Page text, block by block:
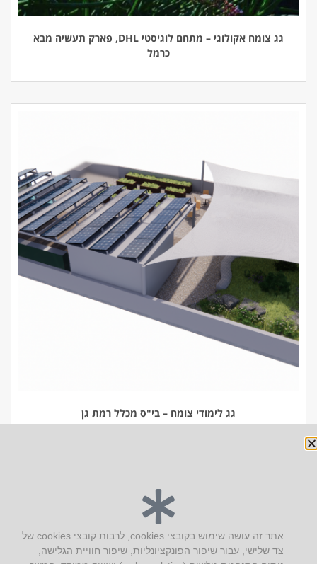
גג צומח אקולוגי – מתחם לוגיסטי DHL, פארק תעשיה מבא
כרמל
גג לימודי צומח – בי"ס מכלל רמת גן
אתר זה עושה שימוש בקובצי cookies, לרבות קובצי cookies של
צד שלישי, עבור שיפור הפונקציונליות, שיפור חוויית הגלישה,